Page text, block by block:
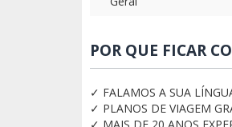
POR QUE FICAR
✓ FALAMOS A SUA
✓ PLANOS DE VIAGEM